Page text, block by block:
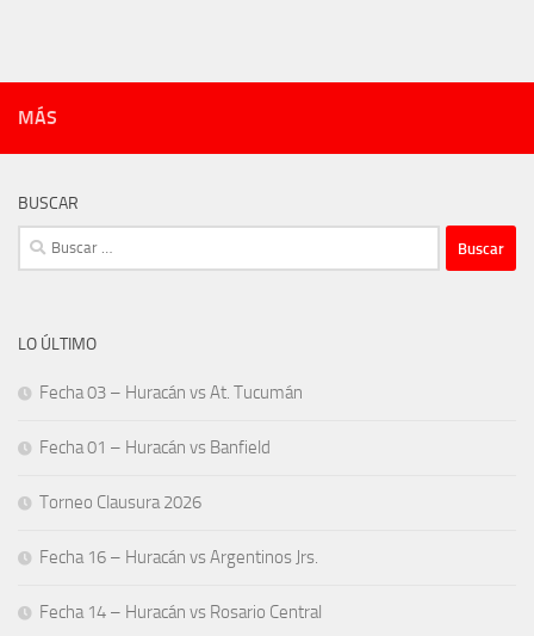
MÁS
BUSCAR
Buscar:
LO ÚLTIMO
Fecha 03 – Huracán vs At. Tucumán
Fecha 01 – Huracán vs Banfield
Torneo Clausura 2026
Fecha 16 – Huracán vs Argentinos Jrs.
Fecha 14 – Huracán vs Rosario Central